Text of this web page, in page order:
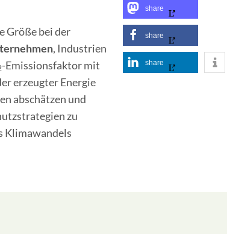
Größe bei der
, Industrien
-Emissionsfaktor mit
erzeugter Energie
abschätzen und
zu
Klimawandels
share
share
share